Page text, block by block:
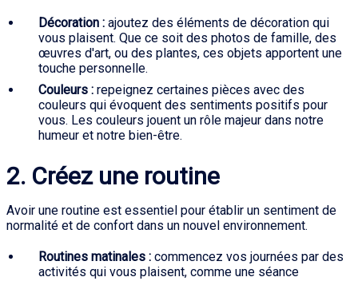
Décoration : ajoutez des éléments de décoration qui
vous plaisent. Que ce soit des photos de famille, des
œuvres d'art, ou des plantes, ces objets apportent une
touche personnelle.
Couleurs : repeignez certaines pièces avec des
couleurs qui évoquent des sentiments positifs pour
vous. Les couleurs jouent un rôle majeur dans notre
humeur et notre bien-être.
2. Créez une routine
Avoir une routine est essentiel pour établir un sentiment de
normalité et de confort dans un nouvel environnement.
Routines matinales : commencez vos journées par des
activités qui vous plaisent, comme une séance